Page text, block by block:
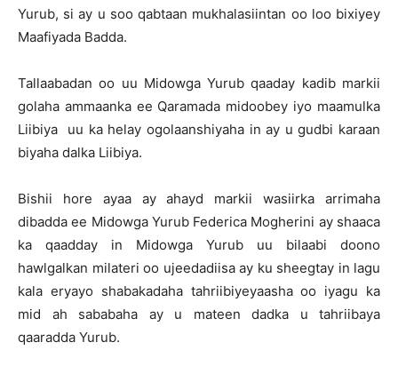
Yurub, si ay u soo qabtaan mukhalasiintan oo loo bixiyey
Maafiyada Badda.
Tallaabadan oo uu Midowga Yurub qaaday kadib markii
golaha ammaanka ee Qaramada midoobey iyo maamulka
Liibiya uu ka helay ogolaanshiyaha in ay u gudbi karaan
biyaha dalka Liibiya.
Bishii hore ayaa ay ahayd markii wasiirka arrimaha
dibadda ee Midowga Yurub Federica Mogherini ay shaaca
ka qaadday in Midowga Yurub uu bilaabi doono
hawlgalkan milateri oo ujeedadiisa ay ku sheegtay in lagu
kala eryayo shabakadaha tahriibiyeyaasha oo iyagu ka
mid ah sababaha ay u mateen dadka u tahriibaya
qaaradda Yurub.